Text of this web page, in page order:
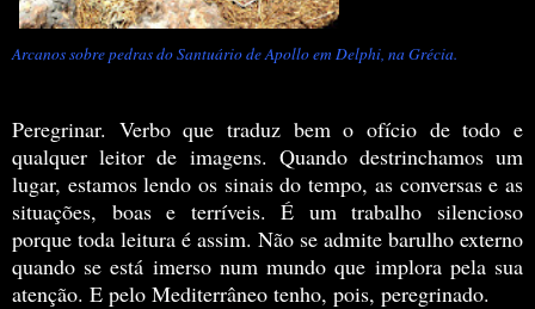
Arcanos sobre pedras do Santuário de Apollo em Delphi, na Grécia.
Peregrinar. Verbo que traduz bem o ofício de todo e
qualquer leitor de imagens. Quando destrinchamos um
lugar, estamos lendo os sinais do tempo, as conversas e as
situações, boas e terríveis. É um trabalho silencioso
porque toda leitura é assim. Não se admite barulho externo
quando se está imerso num mundo que implora pela sua
atenção. E pelo Mediterrâneo tenho, pois, peregrinado.